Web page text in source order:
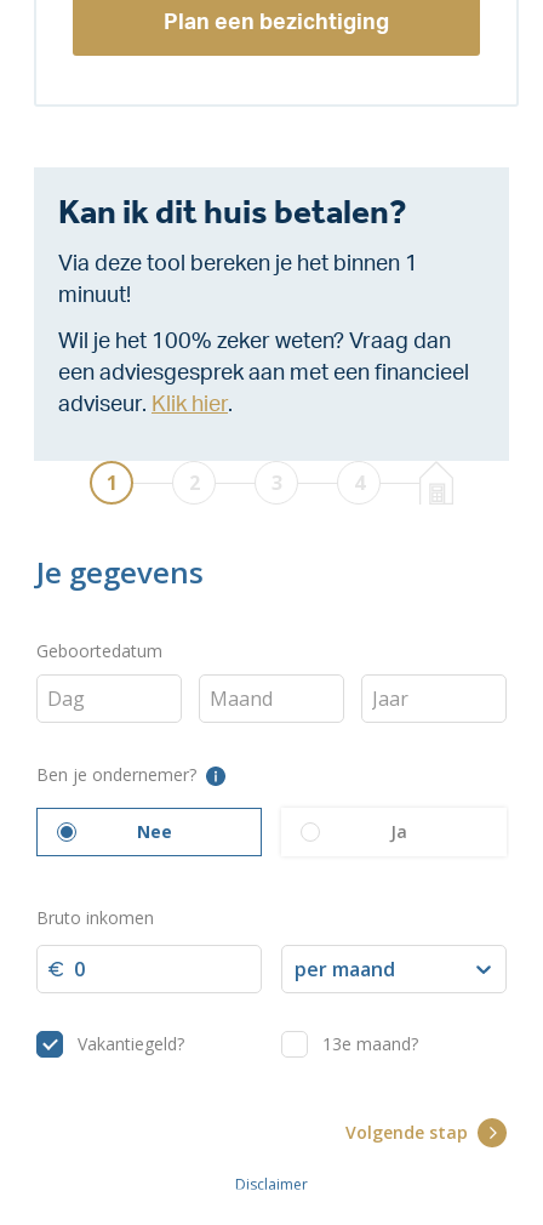
Plan een bezichtiging
Kan ik dit huis betalen?
Via deze tool bereken je het binnen 1
minuut!
Wil je het 100% zeker weten? Vraag dan
een adviesgesprek aan met een financieel
adviseur. Klik hier.